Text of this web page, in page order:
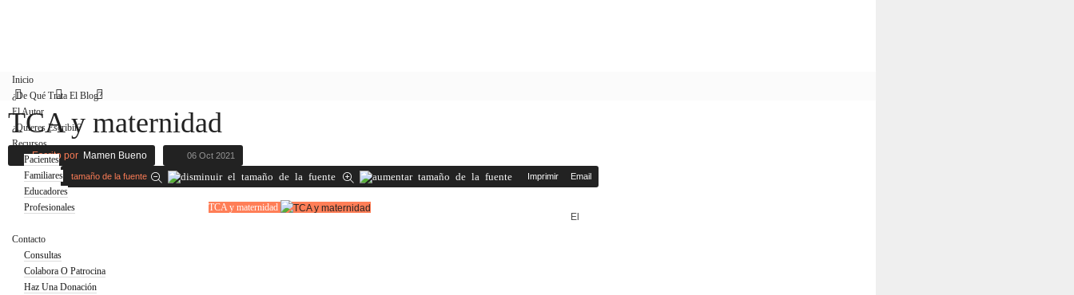
Inicio
¿De Qué Trata El Blog?
El Autor
¿Quieres Escribir?
Recursos
Pacientes
Familiares
Educadores
Profesionales
Contacto
Consultas
Colabora O Patrocina
Haz Una Donación
TCA y maternidad
Escrito por Mamen Bueno 06 Oct 2021
tamaño de la fuente Imprimir Email
TCA y maternidad
El